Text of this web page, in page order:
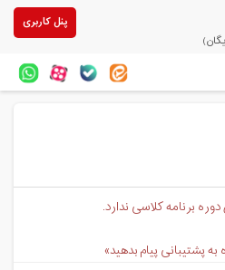
پنل کاربری
کلاس آنلاین
ویژه
برنامه کلاسی ندارد.
پشتیبانی پیام بدهید»